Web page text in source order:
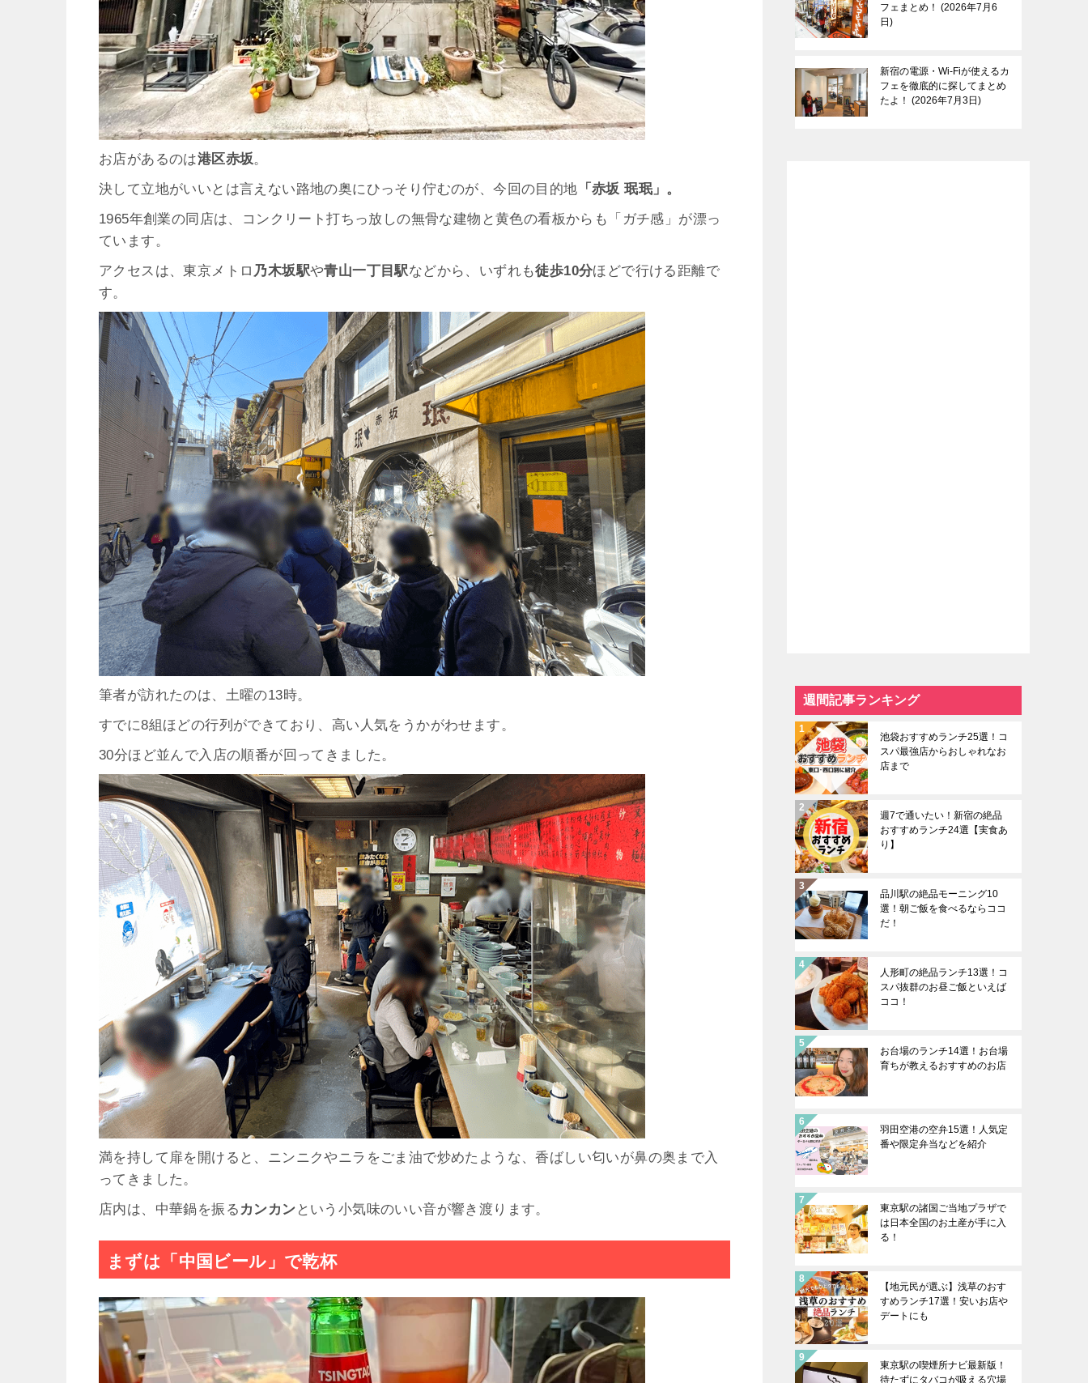
お店があるのは港区赤坂。
決して立地がいいとは言えない路地の奥にひっそり佇むのが、今回の目的地 「赤坂 珉珉」。
1965年創業の同店は、コンクリート打ちっ放しの無骨な建物と黄色の看板からも「ガチ感」が漂っ
ています。
アクセスは、東京メトロ 乃木坂駅や青山一丁目駅などから、いずれも徒歩10分ほどで行ける距離で
す。
筆者が訪れたのは、土曜の13時。
すでに8組ほどの行列ができており、高い人気をうかがわせます。
30分ほど並んで入店の順番が回ってきました。
満を持して扉を開けると、ニンニクやニラをごま油で炒めたような、香ばしい匂いが鼻の奥まで入
ってきました。
店内は、中華鍋を振る カンカン という小気味のいい音が響き渡ります。
まずは「中国ビール」で乾杯
フェまとめ！
2026年7月6
日
新宿の電源・Wi-Fiが使えるカ
フェを徹底的に探してまとめ
たよ！
2026年7月3日
週間記事ランキング
池袋おすすめランチ25選！コ
スパ最強店からおしゃれなお
店まで
週7で通いたい！新宿の絶品
おすすめランチ24選【実食あ
り】
品川駅の絶品モーニング10
選！朝ご飯を食べるならココ
だ！
人形町の絶品ランチ13選！コ
スパ抜群のお昼ご飯といえば
ココ！
お台場のランチ14選！お台場
育ちが教えるおすすめのお店
羽田空港の空弁15選！人気定
番や限定弁当などを紹介
東京駅の諸国ご当地プラザで
は日本全国のお土産が手に入
る！
【地元民が選ぶ】浅草のおす
すめランチ17選！安いお店や
デートにも
東京駅の喫煙所ナビ最新版！
待たずにタバコが吸える穴場